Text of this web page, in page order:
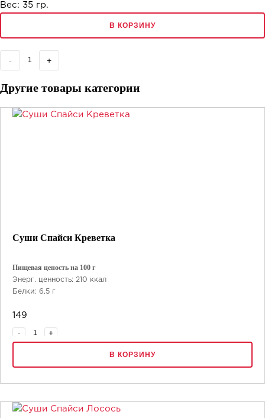
Вес: 35 гр.
В КОРЗИНУ
- +
Другие товары категории
Суши Спайси Креветка
Пищевая ценость на 100 г
Энерг. ценность: 210 ккал
Белки: 6.5 г
Углеводы: 27 г
149
- +
В КОРЗИНУ